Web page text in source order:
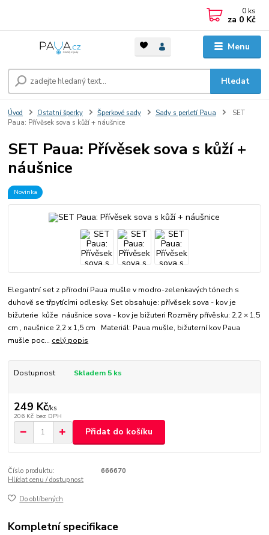
Menu
Hledat
0 ks
za 0 Kč
Úvod Ostatní šperky Šperkové sady Sady s perletí Paua
SET
Paua: Přívěsek sova s kůží + náušnice
SET Paua: Přívěsek sova s kůží +
náušnice
Novinka
Elegantní set z přírodní Paua mušle v modro-zelenkavých tónech s
duhově se třpytícími odlesky. Set obsahuje: přívěsek sova - kov je
bižuterie kůže náušnice sova - kov je bižuteri Rozměry přívěsku: 2,2 × 1,5
cm , naušnice 2,2 x 1,5 cm Materiál: Paua mušle, bižuterní kov Paua
mušle poc... celý popis
Dostupnost Skladem 5 ks
249 Kč/ks
206 Kč bez DPH
Přidat do košíku
Číslo produktu:
666670
Hlídat cenu / dostupnost
Do oblíbených
Kompletní specifikace